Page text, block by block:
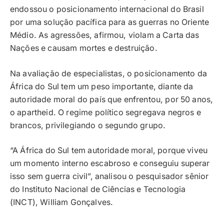
endossou o posicionamento internacional do Brasil
por uma solução pacífica para as guerras no Oriente
Médio. As agressões, afirmou, violam a Carta das
Nações e causam mortes e destruição.
Na avaliação de especialistas, o posicionamento da
África do Sul tem um peso importante, diante da
autoridade moral do país que enfrentou, por 50 anos,
o apartheid. O regime político segregava negros e
brancos, privilegiando o segundo grupo.
“A África do Sul tem autoridade moral, porque viveu
um momento interno escabroso e conseguiu superar
isso sem guerra civil”, analisou o pesquisador sênior
do Instituto Nacional de Ciências e Tecnologia
(INCT), William Gonçalves.